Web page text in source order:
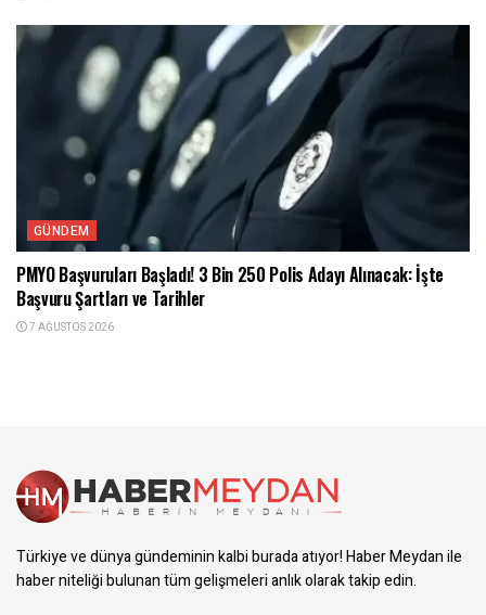
GÜNDEM
PMYO Başvuruları Başladı! 3 Bin 250 Polis Adayı Alınacak: İşte
Başvuru Şartları ve Tarihler
7 AĞUSTOS 2026
Türkiye ve dünya gündeminin kalbi burada atıyor! Haber Meydan ile
haber niteliği bulunan tüm gelişmeleri anlık olarak takip edin.